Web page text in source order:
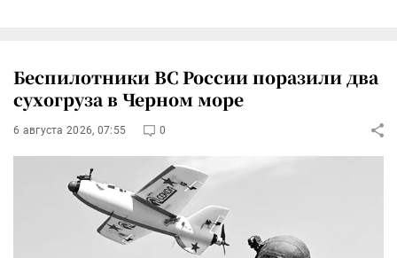
Беспилотники ВС России поразили два
сухогруза в Черном море
6 августа 2026, 07:55 0